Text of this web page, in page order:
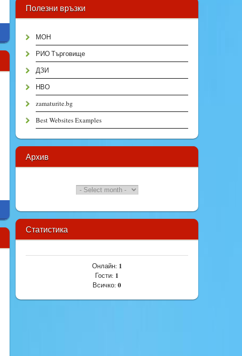
Полезни връзки
МОН
РИО Търговище
ДЗИ
НВО
zamaturite.bg
Best Websites Examples
Архив
Статистика
Онлайн: 1
Гости: 1
Всичко:0